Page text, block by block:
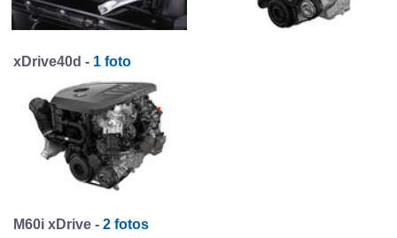
xDrive40d - 1 foto
M60i xDrive - 2 fotos